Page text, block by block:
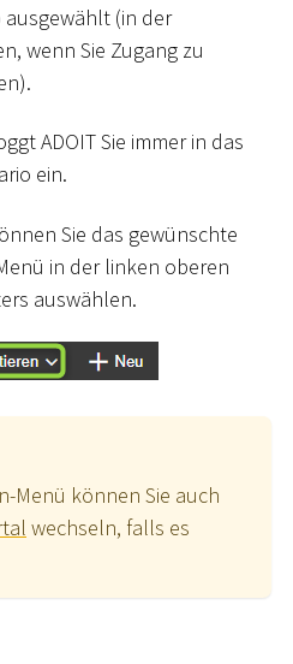
(in der
wenn Sie Zugang zu
ADOIT Sie immer in das
ein.
Sie das gewünschte
in der linken oberen
auswählen.
Menü können Sie auch
wechseln, falls es